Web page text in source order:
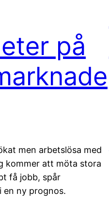
på
men arbetslösa med
kommer att möta stora
få jobb, spår
en ny prognos.